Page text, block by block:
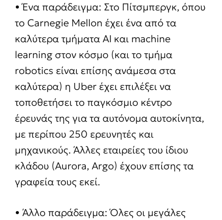
• Ένα παράδειγμα: Στο Πίτσμπεργκ, όπου
το Carnegie Mellon έχει ένα από τα
καλύτερα τμήματα AI και machine
learning στον κόσμο (και το τμήμα
robotics είναι επίσης ανάμεσα στα
καλύτερα) η Uber έχει επιλέξει να
τοποθετήσει το παγκόσμιο κέντρο
έρευνάς της για τα αυτόνομα αυτοκίνητα,
με περίπου 250 ερευνητές και
μηχανικούς. Άλλες εταιρείες του ίδιου
κλάδου (Aurora, Argo) έχουν επίσης τα
γραφεία τους εκεί.
• Άλλο παράδειγμα: Όλες οι μεγάλες